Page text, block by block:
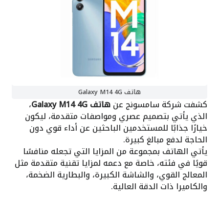
هاتف Galaxy M14 4G
كشفت شركة سامسونج عنهاتف Galaxy M14 4G ،
الذي يأتي بتصميم عصري ومواصفات متقدمة، ليكون
خيارًا جذابًا للمستخدمين الباحثين عن أداء قوي دون
الحاجة لدفع مبالغ كبيرة.
يأتي الهاتف بمجموعة من المزايا التي تجعله منافسًا
قويًا في فئته، خاصة مع دعمه لمزايا تقنية متقدمة مثل
المعالج القوي، والشاشة الكبيرة، والبطارية الضخمة،
والكاميرا ذات الدقة العالية.